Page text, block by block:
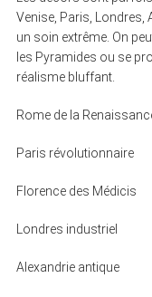
Venise, Paris, Londres,
un soin extrême. On
les Pyramides ou se
réalisme bluffant.
Rome de la
Paris révolutionnaire
Florence des Médicis
Londres industriel
Alexandrie antique